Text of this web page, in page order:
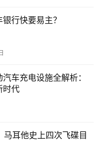
行快要易主？
车充电设施全解析：
时代
马耳他史上四次飞碟目